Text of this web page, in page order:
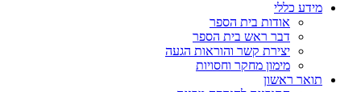
מידע כללי
אודות בית הספר
דבר ראש בית הספר
יצירת קשר והוראות הגעה
מימון מחקר וחסויות
תואר ראשון